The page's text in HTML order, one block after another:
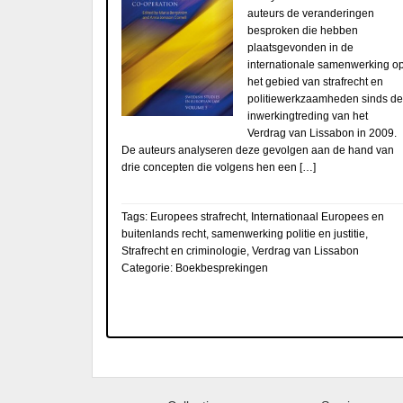
auteurs de veranderingen
besproken die hebben
plaatsgevonden in de
internationale samenwerking
het gebied van strafrecht en
politiewerkzaamheden sinds de
inwerkingtreding van het
Verdrag van Lissabon in 2009.
De auteurs analyseren deze gevolgen aan de hand van
drie concepten die volgens hen een […]
Tags: Europees strafrecht, Internationaal Europees en
buitenlands recht, samenwerking politie en justitie,
Strafrecht en criminologie, Verdrag van Lissabon
Categorie: Boekbesprekingen